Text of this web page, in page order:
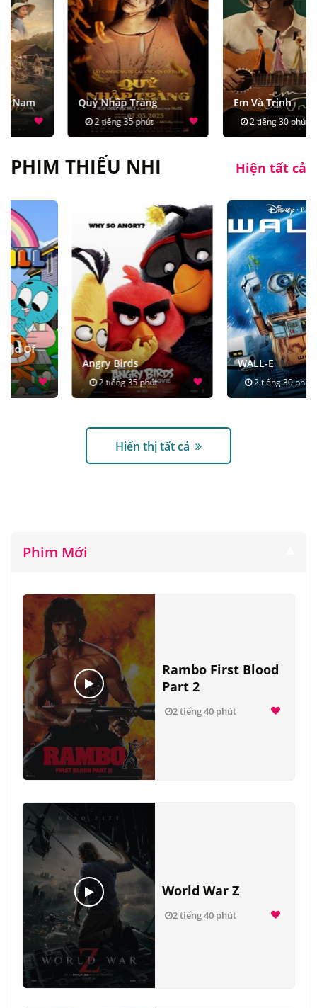
Quỷ Nhập Tràng
2 tiếng 35 phút
Em Và Trịnh
2 tiếng 30 phút
PHIM THIẾU NHI Hiện tất cả
Angry Birds
2 tiếng 35 phút
WALL-E
2 tiếng 30 phút
Hiển thị tất cả
Phim Mới
Rambo First Blood
Part 2
2 tiếng 40 phút
World War Z
2 tiếng 40 phút